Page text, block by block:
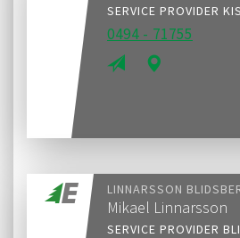
SERVICE PROVIDER
0494 - 71755
LINNARSSON
Mikael Linnarsson
SERVICE PROVIDER